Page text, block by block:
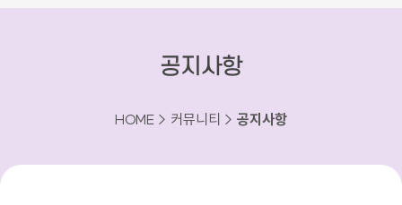
공지사항
HOME > 커뮤니티 > 공지사항